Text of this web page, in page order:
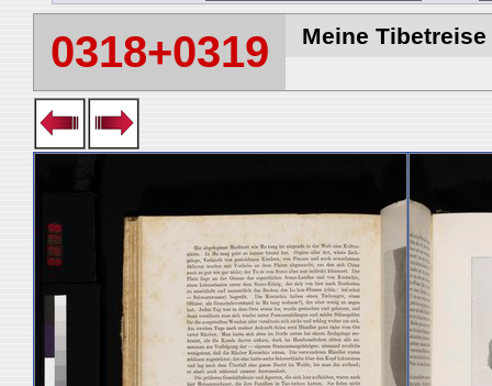
0318+0319 Meine